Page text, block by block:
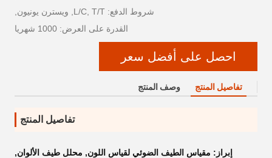
شروط الدفع: L/C, T/T, ويسترن يونيون,
القدرة على العرض: 1000 شهريا
احصل على أفضل سعر
تفاصيل المنتج وصف المنتج
تفاصيل المنتج
إبراز: مقياس الطيف الضوئي لقياس اللون, محلل طيف الألوان,